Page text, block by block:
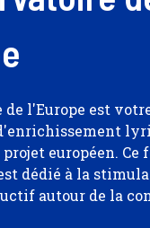
de l'Europe est
européen. Ce
dédié à la
autour de la